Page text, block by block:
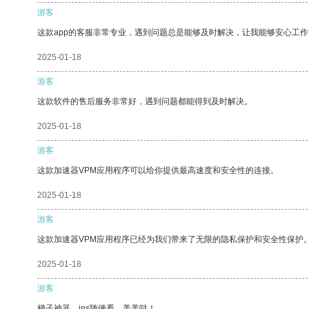
游客
这款app的客服非常专业，遇到问题总是能够及时解决，让我能够安心工
2025-01-18
游客
这款软件的售后服务非常好，遇到问题都能得到及时解决。
2025-01-18
游客
这款加速器VPM应用程序可以给你提供最高速度和安全性的连接。
2025-01-18
游客
这款加速器VPM应用程序已经为我们带来了无限的隐私保护和安全性保护
2025-01-18
游客